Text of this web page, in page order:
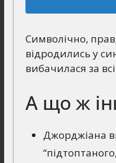
Символічно,
відродились у
вибачилася за
А що ж
Джорджіана